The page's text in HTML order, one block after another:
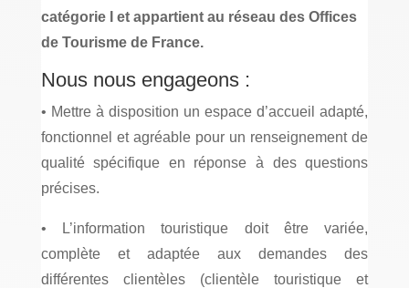
catégorie I et appartient au réseau des Offices
de Tourisme de France.
Nous nous engageons :
• Mettre à disposition un espace d’accueil adapté,
fonctionnel et agréable pour un renseignement de
qualité spécifique en réponse à des questions
précises.
• L’information touristique doit être variée,
complète et adaptée aux demandes des
différentes clientèles (clientèle touristique et